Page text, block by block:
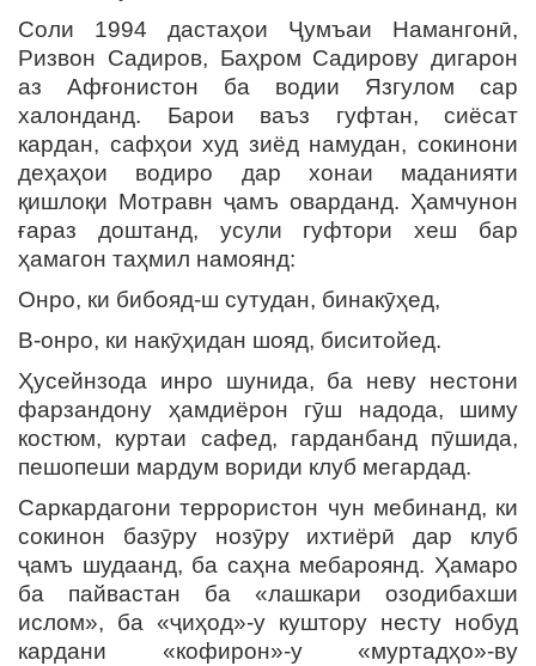
Соли 1994 дастаҳои Ҷумъаи Намангонӣ,
Ризвон Садиров, Баҳром Садирову дигарон
аз Афғонистон ба водии Язгулом сар
халонданд. Барои ваъз гуфтан, сиёсат
кардан, сафҳои худ зиёд намудан, сокинони
деҳаҳои водиро дар хонаи маданияти
қишлоқи Мотравн ҷамъ оварданд. Ҳамчунон
ғараз доштанд, усули гуфтори хеш бар
ҳамагон таҳмил намоянд:
Онро, ки бибояд-ш сутудан, бинакӯҳед,
В-онро, ки накӯҳидан шояд, биситойед.
Ҳусейнзода инро шунида, ба неву нестони
фарзандону ҳамдиёрон гӯш надода, шиму
костюм, куртаи сафед, гарданбанд пӯшида,
пешопеши мардум вориди клуб мегардад.
Саркардагони террористон чун мебинанд, ки
сокинон базӯру нозӯру ихтиёрӣ дар клуб
ҷамъ шудаанд, ба саҳна мебароянд. Ҳамаро
ба пайвастан ба «лашкари озодибахши
ислом», ба «ҷиҳод»-у куштору несту нобуд
кардани «кофирон»-у «муртадҳо»-ву